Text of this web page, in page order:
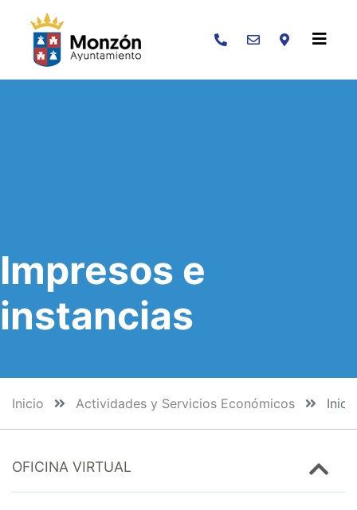
Buscar
Impresos e
instancias
Inicio Actividades y Servicios Económicos
OFICINA VIRTUAL